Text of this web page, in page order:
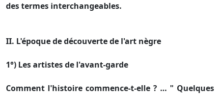
des termes interchangeables.
II. L'époque de découverte de l'art nègre
1°) Les artistes de l'avant-garde
Comment l'histoire commence-t-elle ? … " Quelques